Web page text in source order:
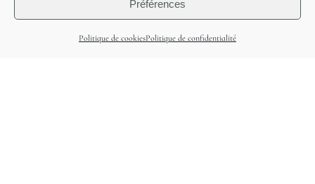
Préférences
Politique de cookiesPolitique de confidentialité